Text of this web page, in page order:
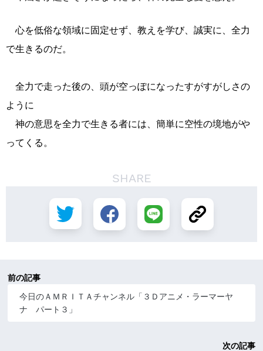
心を低俗な領域に固定せず、教えを学び、誠実に、全力
で生きるのだ。
全力で走った後の、頭が空っぽになったすがすがしさの
ように
神の意思を全力で生きる者には、簡単に空性の境地がや
ってくる。
SHARE
前の記事
今日のＡＭＲＩＴＡチャンネル「３Ｄアニメ・ラーマーヤ
ナ パート３」
次の記事